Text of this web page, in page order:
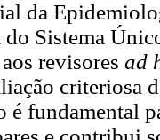
da
do Sistema
revisores ad
criteriosa
é fundamental